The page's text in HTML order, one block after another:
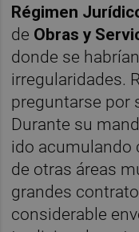
Régimen
de Obras y
donde se
irregularidades.
preguntarse por
Durante su
ido acumulando
de otras áreas
grandes
considerable